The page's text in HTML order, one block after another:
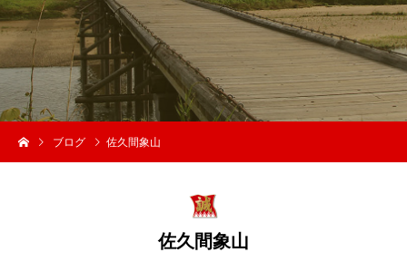
ブログ 佐久間象山
佐久間象山